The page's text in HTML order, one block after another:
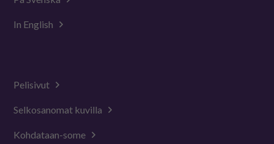
In English
Pelisivut
Selkosanomat kuvilla
Kohdataan-some